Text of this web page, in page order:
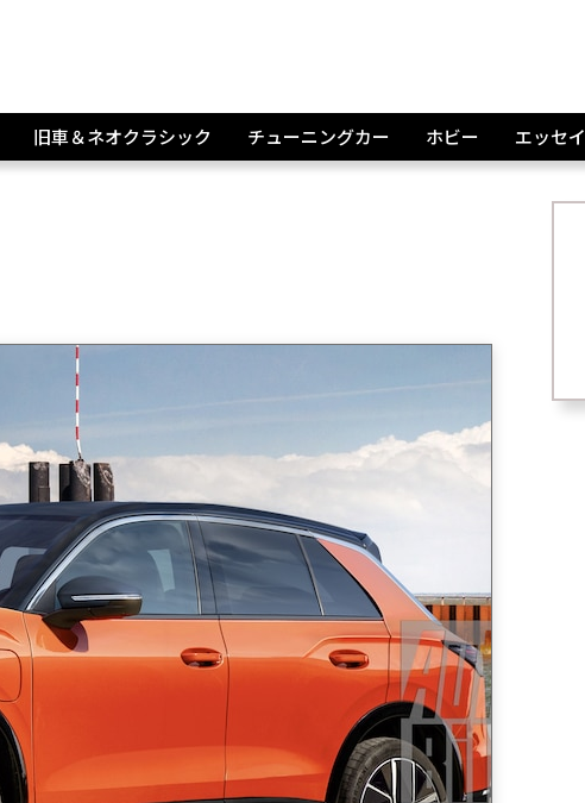
旧車＆ネオクラシック チューニングカー ホビー エッセイ